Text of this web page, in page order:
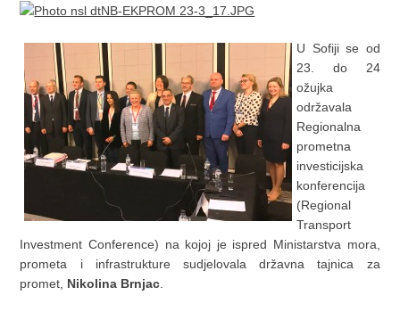
U Sofiji se od
23. do 24
ožujka
održavala
Regionalna
prometna
investicijska
konferencija
(Regional
Transport
Investment Conference) na kojoj je ispred Ministarstva mora,
prometa i infrastrukture sudjelovala državna tajnica za
promet, Nikolina Brnjac.